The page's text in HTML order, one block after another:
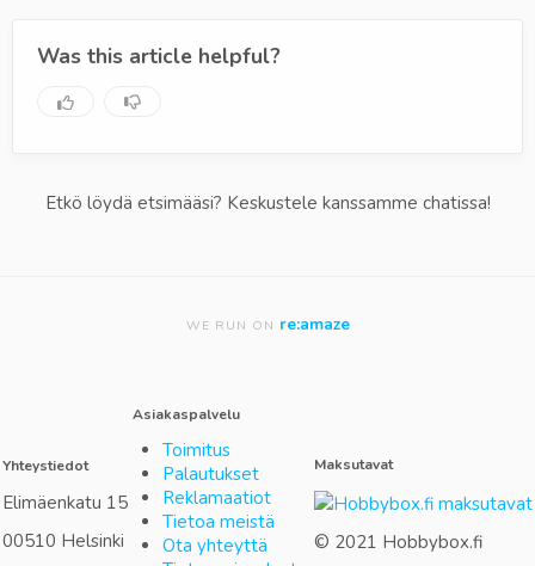
Was this article helpful?
Etkö löydä etsimääsi? Keskustele kanssamme chatissa!
WE RUN ON re:amaze
Yhteystiedot
Elimäenkatu 15
00510 Helsinki
Asiakaspalvelu
Toimitus
Palautukset
Reklamaatiot
Tietoa meistä
Ota yhteyttä
Maksutavat
© 2021 Hobbybox.fi